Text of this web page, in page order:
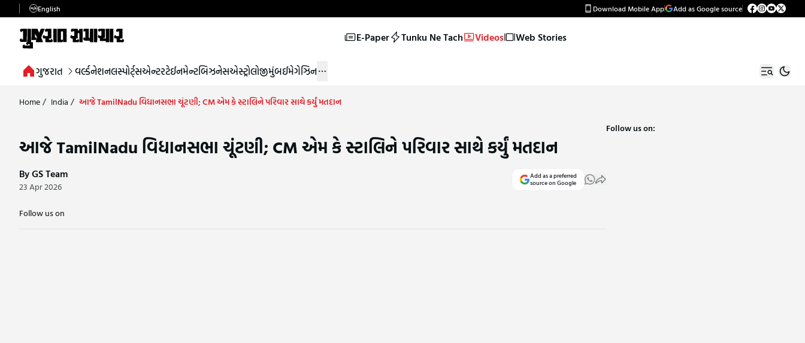
English Download Mobile App Add as Google source
E-Paper Tunku Ne Tach Videos Web Stories
ગુજરાત વર્લ્ડનેશનલસ્પોર્ટ્સએન્ટરટેઈનમેન્ટબિઝનેસએસ્ટ્રોલોજીમુંબઈમેગેઝિન
Home/ India / આજે TamilNadu વિધાનસભા ચૂંટણી; CM એમ કે સ્ટાલિને પરિવાર સાથે કર્યું મતદાન
આજે TamilNadu વિધાનસભા ચૂંટણી; CM એમ કે સ્ટાલિને પરિવાર સાથે કર્યું મતદાન
By GS Team
23 Apr 2026
Add as a preferred
source on Google
Follow us on
Follow us on: